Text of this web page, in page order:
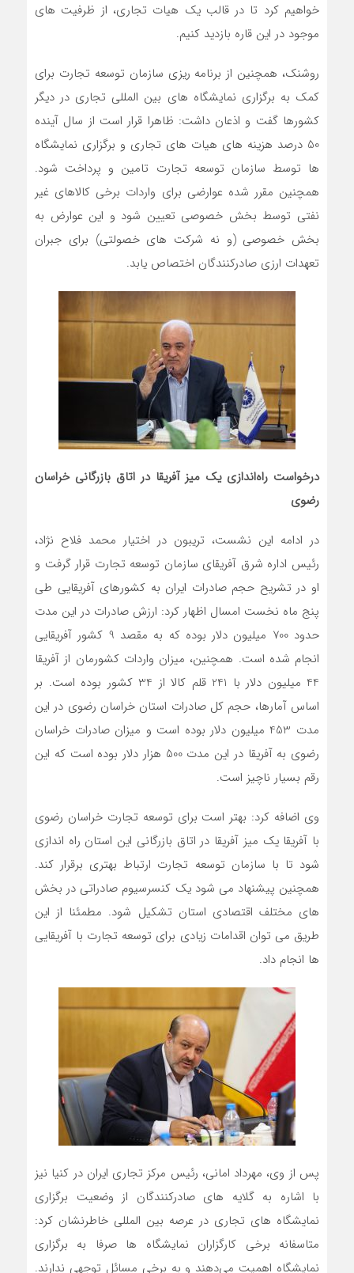
خواهیم کرد تا در قالب یک هیات تجاری، از ظرفیت های
موجود در این قاره بازدید کنیم.
روشنک، همچنین از برنامه ریزی سازمان توسعه تجارت برای
کمک به برگزاری نمایشگاه های بین المللی تجاری در دیگر
کشورها گفت و اذعان داشت: ظاهرا قرار است از سال آینده
50 درصد هزینه های هیات های تجاری و برگزاری نمایشگاه
ها توسط سازمان توسعه تجارت تامین و پرداخت شود.
همچنین مقرر شده عوارضی برای واردات برخی کالاهای غیر
نفتی توسط بخش خصوصی تعیین شود و این عوارض به
بخش خصوصی (و نه شرکت های خصولتی) برای جبران
تعهدات ارزی صادرکنندگان اختصاص یابد.
درخواست راه‌اندازی یک میز آفریقا در اتاق بازرگانی خراسان
رضوی
در ادامه این نشست، تریبون در اختیار محمد فلاح نژاد،
رئیس اداره شرق آفریقای سازمان توسعه تجارت قرار گرفت و
او در تشریح حجم صادرات ایران به کشورهای آفریقایی طی
پنج ماه نخست امسال اظهار کرد: ارزش صادرات در این مدت
حدود 700 میلیون دلار بوده که به مقصد 9 کشور آفریقایی
انجام شده است. همچنین، میزان واردات کشورمان از آفریقا
44 میلیون دلار با 241 قلم کالا از 34 کشور بوده است. بر
اساس آمارها، حجم کل صادرات استان خراسان رضوی در این
مدت 453 میلیون دلار بوده است و میزان صادرات خراسان
رضوی به آفریقا در این مدت 500 هزار دلار بوده است که این
رقم بسیار ناچیز است.
وی اضافه کرد: بهتر است برای توسعه تجارت خراسان رضوی
با آفریقا یک میز آفریقا در اتاق بازرگانی این استان راه اندازی
شود تا با سازمان توسعه تجارت ارتباط بهتری برقرار کند.
همچنین پیشنهاد می شود یک کنسرسیوم صادراتی در بخش
های مختلف اقتصادی استان تشکیل شود. مطمئنا از این
طریق می توان اقدامات زیادی برای توسعه تجارت با آفریقایی
ها انجام داد.
پس از وی، مهرداد امانی، رئیس مرکز تجاری ایران در کنیا نیز
با اشاره به گلایه های صادرکنندگان از وضعیت برگزاری
نمایشگاه های تجاری در عرصه بین المللی خاطرنشان کرد:
متاسفانه برخی کارگزاران نمایشگاه ها صرفا به برگزاری
نمایشگاه اهمیت می‌دهند و به برخی مسائل توجهی ندارند.